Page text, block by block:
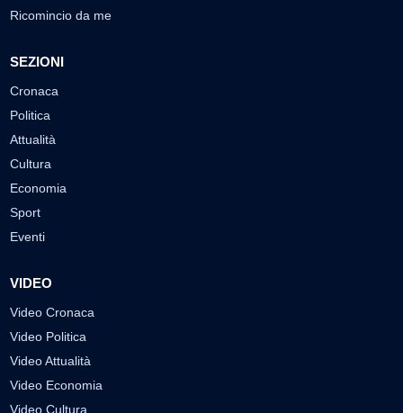
Ricomincio da me
SEZIONI
Cronaca
Politica
Attualità
Cultura
Economia
Sport
Eventi
VIDEO
Video Cronaca
Video Politica
Video Attualità
Video Economia
Video Cultura